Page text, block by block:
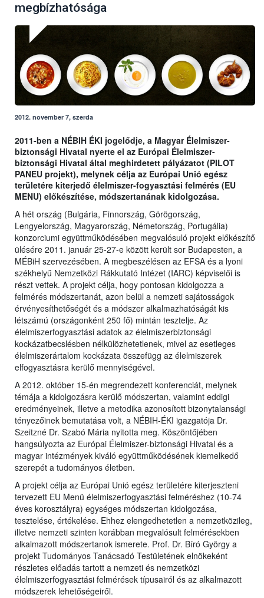
megbízhatósága
2012. november 7, szerda
2011-ben a NÉBIH ÉKI jogelődje, a Magyar Élelmiszer-
biztonsági Hivatal nyerte el az Európai Élelmiszer-
biztonsági Hivatal által meghirdetett pályázatot (PILOT
PANEU projekt), melynek célja az Európai Unió egész
területére kiterjedő élelmiszer-fogyasztási felmérés (EU
MENU) előkészítése, módszertanának kidolgozása.
A hét ország (Bulgária, Finnország, Görögország,
Lengyelország, Magyarország, Németország, Portugália)
konzorciumi együttműködésében megvalósuló projekt előkészítő
ülésére 2011. január 25-27-e között került sor Budapesten, a
MÉBiH szervezésében. A megbeszélésen az EFSA és a lyoni
székhelyű Nemzetközi Rákkutató Intézet (IARC) képviselői is
részt vettek. A projekt célja, hogy pontosan kidolgozza a
felmérés módszertanát, azon belül a nemzeti sajátosságok
érvényesíthetőségét és a módszer alkalmazhatóságát kis
létszámú (országonként 250 fő) mintán tesztelje. Az
élelmiszerfogyasztási adatok az élelmiszerbiztonsági
kockázatbecslésben nélkülözhetetlenek, mivel az esetleges
élelmiszerártalom kockázata összefügg az élelmiszerek
elfogyasztásra kerülő mennyiségével.
A 2012. október 15-én megrendezett konferenciát, melynek
témája a kidolgozásra kerülő módszertan, valamint eddigi
eredményeinek, illetve a metodika azonosított bizonytalansági
tényezőinek bemutatása volt, a NÉBIH-ÉKI igazgatója Dr.
Szeitzné Dr. Szabó Mária nyitotta meg. Köszöntőjében
hangsúlyozta az Európai Élelmiszer-biztonsági Hivatal és a
magyar intézmények kiváló együttműködésének kiemelkedő
szerepét a tudományos életben.
A projekt célja az Európai Unió egész területére kiterjeszteni
tervezett EU Menü élelmiszerfogyasztási felméréshez (10-74
éves korosztályra) egységes módszertan kidolgozása,
tesztelése, értékelése. Ehhez elengedhetetlen a nemzetközileg,
illetve nemzeti szinten korábban megvalósult felmérésekben
alkalmazott módszertanok ismerete. Prof. Dr. Bíró György a
projekt Tudományos Tanácsadó Testületének elnökeként
részletes előadás tartott a nemzeti és nemzetközi
élelmiszerfogyasztási felmérések típusairól és az alkalmazott
módszerek lehetőségeiről.